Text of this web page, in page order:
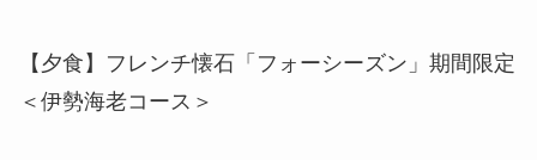
【夕食】フレンチ懐石「フォーシーズン」期間限定
＜伊勢海老コース＞